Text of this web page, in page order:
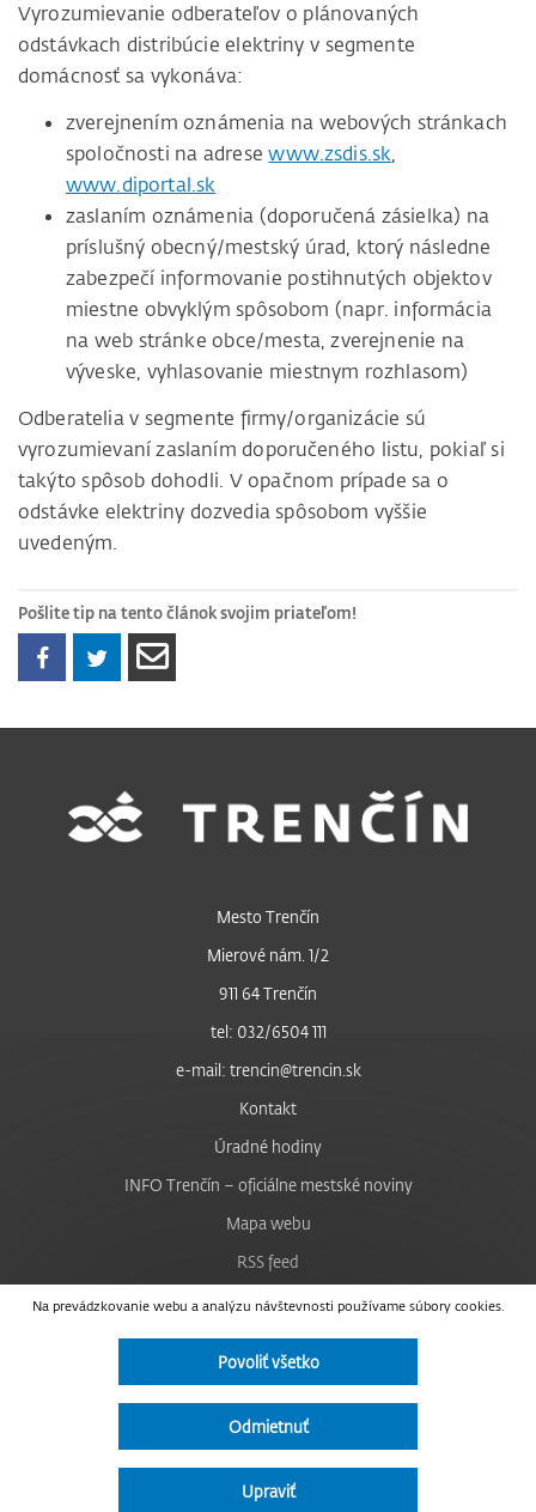
Vyrozumievanie odberateľov o plánovaných
odstávkach distribúcie elektriny v segmente
domácnosť sa vykonáva:
zverejnením oznámenia na webových stránkach
spoločnosti na adresewww.zsdis.sk,
www.diportal.sk
zaslaním oznámenia (doporučená zásielka) na
príslušný obecný/mestský úrad, ktorý následne
zabezpečí informovanie postihnutých objektov
miestne obvyklým spôsobom (napr. informácia
na web stránke obce/mesta, zverejnenie na
výveske, vyhlasovanie miestnym rozhlasom)
Odberatelia v segmente firmy/organizácie sú
vyrozumievaní zaslaním doporučeného listu, pokiaľ si
takýto spôsob dohodli. V opačnom prípade sa o
odstávke elektriny dozvedia spôsobom vyššie
uvedeným.
Pošlite tip na tento článok svojim priateľom!
Na prevádzkovanie webu a analýzu návštevnosti používame súbory cookies.
Povoliť všetko
Odmietnuť
Upraviť
Mesto Trenčín
Mierové nám. 1/2
911 64 Trenčín
tel: 032/6504 111
e-mail: trencin@trencin.sk
Kontakt
Úradné hodiny
INFO Trenčín – oficiálne mestské noviny
Mapa webu
RSS feed
Nastavenie cookies
Facebook
Instagram
Vyhlásenie o prístupnosti